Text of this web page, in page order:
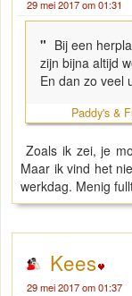
29 mei 2017 om 01:31
" Bij een
zijn bijna altijd
En dan zo veel
Paddy's &
Zoals ik zei, je
Maar ik vind het
werkdag. Menig
Kees
29 mei 2017 om 01:37